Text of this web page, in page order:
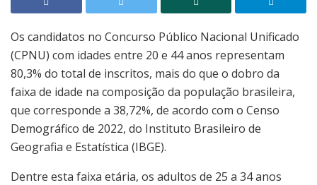
Os candidatos no Concurso Público Nacional Unificado
(CPNU) com idades entre 20 e 44 anos representam
80,3% do total de inscritos, mais do que o dobro da
faixa de idade na composição da população brasileira,
que corresponde a 38,72%, de acordo com o Censo
Demográfico de 2022, do Instituto Brasileiro de
Geografia e Estatística (IBGE).
Dentre esta faixa etária, os adultos de 25 a 34 anos